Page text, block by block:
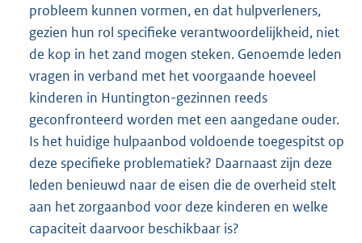
probleem kunnen vormen, en dat hulpverleners,
gezien hun rol specifieke verantwoordelijkheid, niet
de kop in het zand mogen steken. Genoemde leden
vragen in verband met het voorgaande hoeveel
kinderen in Huntington-gezinnen reeds
geconfronteerd worden met een aangedane ouder.
Is het huidige hulpaanbod voldoende toegespitst op
deze specifieke problematiek? Daarnaast zijn deze
leden benieuwd naar de eisen die de overheid stelt
aan het zorgaanbod voor deze kinderen en welke
capaciteit daarvoor beschikbaar is?